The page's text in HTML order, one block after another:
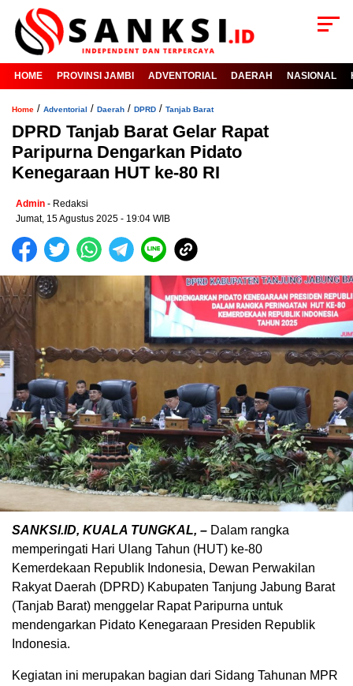
HOME PROVINSI JAMBI ADVENTORIAL DAERAH NASIONAL
Home / Adventorial / Daerah / DPRD / Tanjab Barat
DPRD Tanjab Barat Gelar Rapat
Paripurna Dengarkan Pidato
Kenegaraan HUT ke-80 RI
Admin - Redaksi
Jumat, 15 Agustus 2025 - 19:04 WIB
SANKSI.ID, KUALA TUNGKAL, – Dalam rangka
memperingati Hari Ulang Tahun (HUT) ke-80
Kemerdekaan Republik Indonesia, Dewan Perwakilan
Rakyat Daerah (DPRD) Kabupaten Tanjung Jabung Barat
(Tanjab Barat) menggelar Rapat Paripurna untuk
mendengarkan Pidato Kenegaraan Presiden Republik
Indonesia.
Kegiatan ini merupakan bagian dari Sidang Tahunan MPR